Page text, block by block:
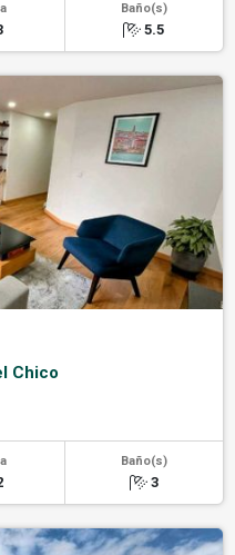
Baño(s)
5.5
Chico
Baño(s)
3